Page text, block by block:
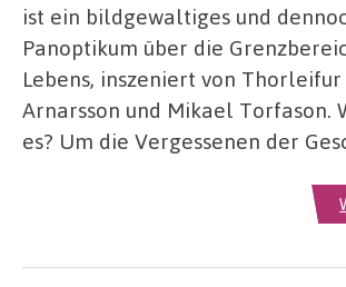
ist ein bildgewaltiges und
Panoptikum über die
Lebens, inszeniert von Thorleifur
Arnarsson und Mikael Torfason.
es? Um die Vergessenen der